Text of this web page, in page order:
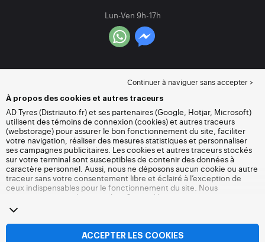
Lun-Ven 9h-17h
Continuer à naviguer sans accepter >
À propos des cookies et autres traceurs
AD Tyres (Distriauto.fr) et ses partenaires (Google, Hotjar, Microsoft)
utilisent des témoins de connexion (cookies) et autres traceurs
(webstorage) pour assurer le bon fonctionnement du site, faciliter
votre navigation, réaliser des mesures statistiques et personnaliser
ses campagnes publicitaires. Les cookies et autres traceurs stockés
sur votre terminal sont susceptibles de contenir des données à
caractère personnel. Aussi, nous ne déposons aucun cookie ou autre
traceur sans votre consentement libre et éclairé à l’exception de
ceux indispensables pour le fonctionnement du site. Nous
conservons votre choix pendant 6 mois. Vous pouvez retirer votre
consentement à tout moment en vous rendant sur la
autres traceurs
accepter le dépôt de cookies ou autres traceurs. Le refus ne fait pas
obstacle à l’accès aux services Distriauto.fr. Pour plus d’informations,
ACCEPTER LES COOKIES